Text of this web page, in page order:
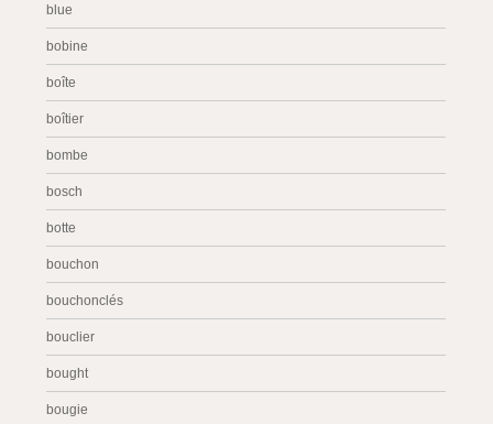
blue
bobine
boîte
boîtier
bombe
bosch
botte
bouchon
bouchonclés
bouclier
bought
bougie